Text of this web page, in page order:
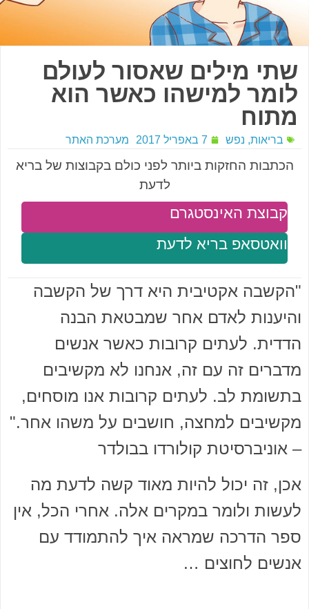
שתי מילים שאסור לעולם
לומר למישהו כאשר הוא
מתוח
בריאות, נפש 7 באפריל 2017 מערכת האתר
הכתבות החזקות ביותר לפני כולם בקבוצות של בריא
לדעת
וואטסאפ בריא לדעת
קבוצת האינסטגרם
"הקשבה אקטיבית היא דרך של הקשבה
והיענות לאדם אחר שמבטאת הבנה
הדדית. לעתים קרובות כאשר אנשים
מדברים זה עם זה, אנחנו לא מקשיבים
בתשומת לב. לעתים קרובות אנו מוסחים,
מקשיבים למחצה, חושבים על משהו אחר."
– אוניברסיטת קולורדו בבולדר
אכן, זה יכול להיות מאוד קשה לדעת מה
לעשות ולומר במקרים אלה. אחרי הכל, אין
ספר הדרכה שמראה איך להתמודד עם
אנשים לחוצים …